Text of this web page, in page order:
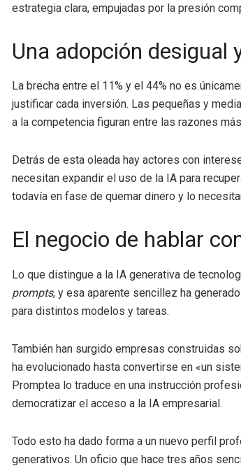
estrategia clara, empujadas por la presión
Una adopción desigual
La brecha entre el 11% y el 44% no es
justificar cada inversión. Las pequeñas y
a la competencia figuran entre las razones
Detrás de esta oleada hay actores con
necesitan expandir el uso de la IA para
todavía en fase de quemar dinero y lo
El negocio de hablar
Lo que distingue a la IA generativa de
prompts, y esa aparente sencillez ha
para distintos modelos y tareas.
También han surgido empresas construidas
ha evolucionado hasta convertirse en «un
Promptea lo traduce en una instrucción
democratizar el acceso a la IA empresarial.
Todo esto ha dado forma a un nuevo perfil
generativos. Un oficio que hace tres años